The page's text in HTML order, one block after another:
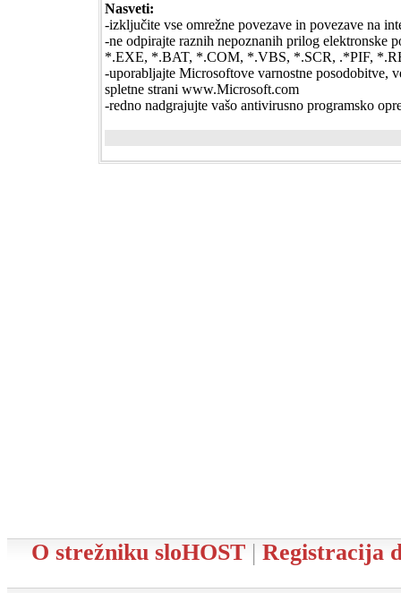
Nasveti:
-izključite vse omrežne povezave in povezave na
-ne odpirajte raznih nepoznanih prilog elektronske
*.EXE, *.BAT, *.COM, *.VBS, *.SCR, .*PIF,
-uporabljajte Microsoftove varnostne posodobitve,
spletne strani www.Microsoft.com
-redno nadgrajujte vašo antivirusno programsko
O strežniku sloHOST| Registracija